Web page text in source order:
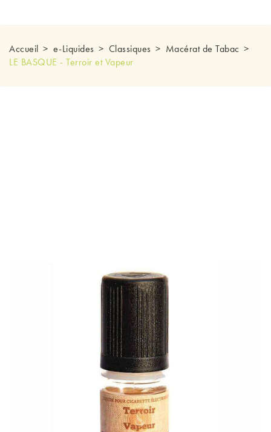
Accueil e-Liquides Classiques
Macérat de Tabac
LE BASQUE - Terroir et Vapeur